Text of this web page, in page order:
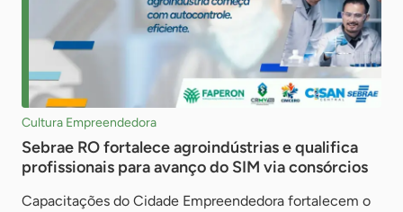
Cultura Empreendedora
Sebrae RO fortalece agroindústrias e qualifica
profissionais para avanço do SIM via consórcios
Capacitações do Cidade Empreendedora fortalecem o